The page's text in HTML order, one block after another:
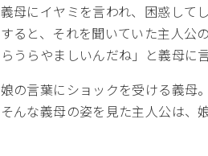
義母にイヤミを言われ、困惑して
すると、それを聞いていた主人
らうらやましいんだね」と義母に
娘の言葉にショックを受ける義母。
そんな義母の姿を見た主人公は、